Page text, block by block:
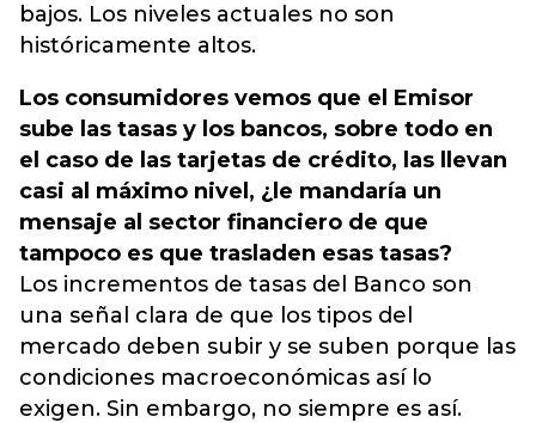
bajos. Los niveles actuales no son
históricamente altos.
Los consumidores vemos que el Emisor
sube las tasas y los bancos, sobre todo en
el caso de las tarjetas de crédito, las llevan
casi al máximo nivel, ¿le mandaría un
mensaje al sector financiero de que
tampoco es que trasladen esas tasas?
Los incrementos de tasas del Banco son
una señal clara de que los tipos del
mercado deben subir y se suben porque las
condiciones macroeconómicas así lo
exigen. Sin embargo, no siempre es así.